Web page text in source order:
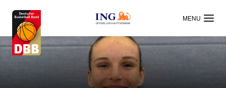
OFFIZIELLER HAUPTSPONSOR